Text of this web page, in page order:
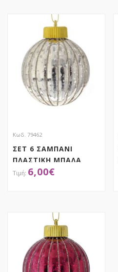
Κωδ. 79462
ΣΕΤ 6 ΣΑΜΠΑΝΙ
ΠΛΑΣΤΙΚΗ ΜΠΑΛΑ
8.5ΕΚ6,00€